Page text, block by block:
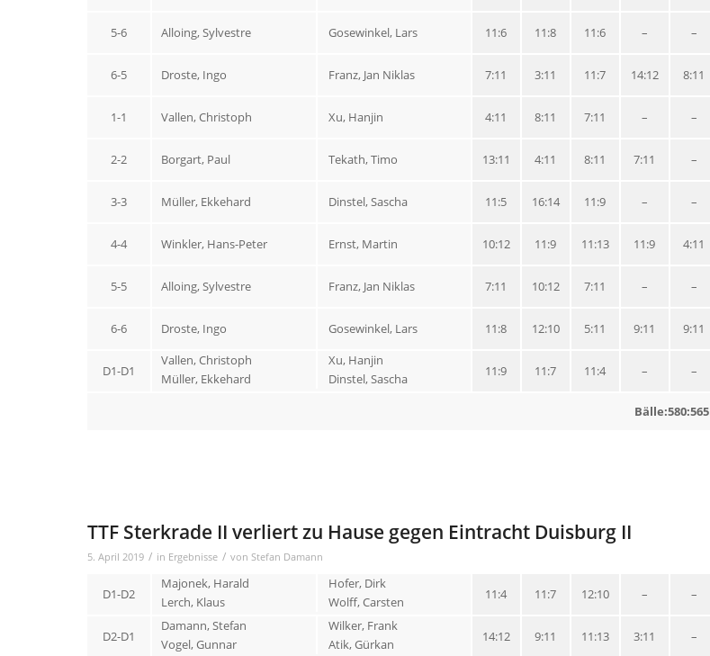
5-6 Alloing, Sylvestre Gosewinkel, Lars –
–
11:6
11:8
11:6
6-5 Droste, Ingo Franz, Jan Niklas 8:11
14:12
11:7
3:11
7:11
1-1 Vallen, Christoph Xu, Hanjin –
–
7:11
8:11
4:11
2-2 Borgart, Paul Tekath, Timo –
7:11
8:11
4:11
13:11
3-3 Müller, Ekkehard Dinstel, Sascha –
–
11:9
16:14
11:5
4-4 Winkler, Hans-Peter Ernst, Martin 4:11
11:9
11:13
11:9
10:12
5-5 Alloing, Sylvestre Franz, Jan Niklas –
–
7:11
10:12
7:11
6-6 Droste, Ingo Gosewinkel, Lars 9:11
9:11
5:11
12:10
11:8
D1-D1
Vallen, Christoph
Müller, Ekkehard
Xu, Hanjin
Dinstel, Sascha
–
–
11:4
11:7
11:9
Bälle:580:565
TTF Sterkrade II verliert zu Hause gegen Eintracht Duisburg II
5. April 2019 / in Ergebnisse / von Stefan Damann
D1-D2
Majonek, Harald
Lerch, Klaus
Hofer, Dirk
Wolff, Carsten
–
–
12:10
11:7
11:4
D2-D1
Damann, Stefan
Vogel, Gunnar
Wilker, Frank
Atik, Gürkan
–
3:11
11:13
9:11
14:12